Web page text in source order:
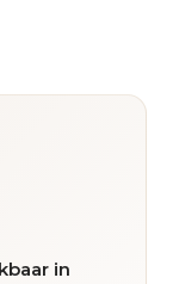
in